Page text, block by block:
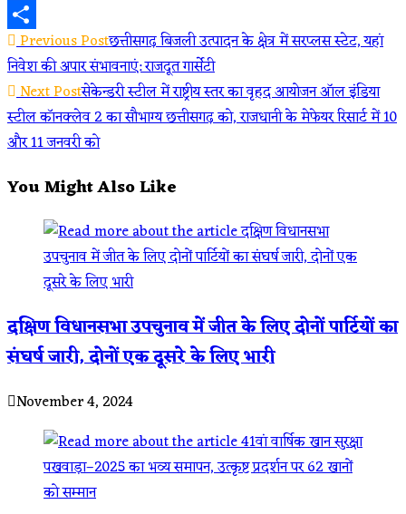
Reddit
Share
Read
more
articles
Previous Postछत्तीसगढ़ बिजली उत्पादन के क्षेत्र में सरप्लस स्टेट, यहां
निवेश की अपार संभावनाएं: राजदूत गार्सेटी
Next Postसेकेन्डरी स्टील में राष्ट्रीय स्तर का वृहद आयोजन ऑल इंडिया
स्टील कॉनक्लेव 2 का सौभाग्य छत्तीसगढ़ को, राजधानी के मेफेयर रिसार्ट में 10
और 11 जनवरी को
You Might Also Like
दक्षिण विधानसभा उपचुनाव में जीत के लिए दोनों पार्टियों का
संघर्ष जारी, दोनों एक दूसरे के लिए भारी
November 4, 2024